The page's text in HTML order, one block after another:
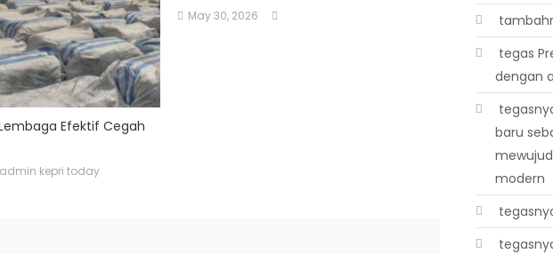
Efektif Cegah
admin kepri today
May 30, 2026

 tegas
dengan

baru
modern

